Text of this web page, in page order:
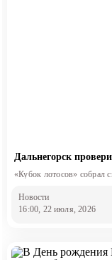
Дальнегорск
«Кубок лотосов» собрал
Новости
16:00, 22 июля, 2026